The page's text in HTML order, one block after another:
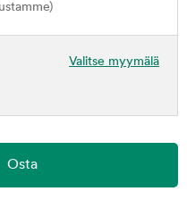
Valitse myymälä